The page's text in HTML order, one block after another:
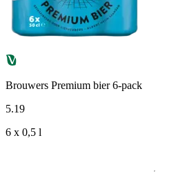
Brouwers Premium bier 6-pack
5.19
6 x 0,5 l